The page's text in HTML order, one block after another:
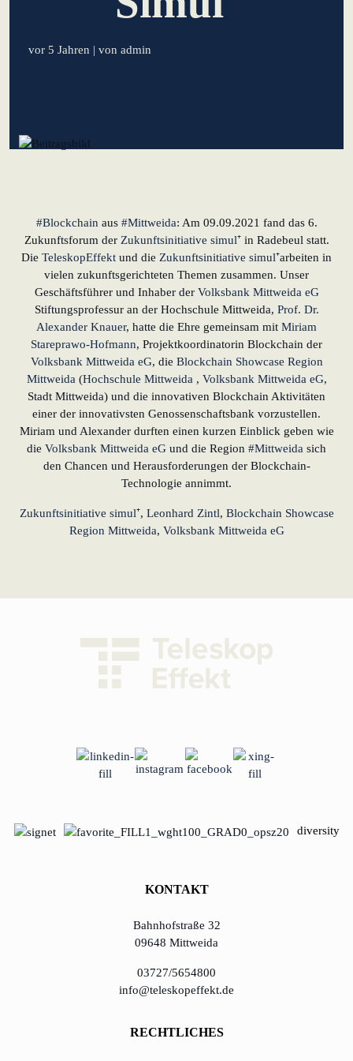
Soft Landing für
Neues
vor 5 Jahren | von admin
#Blockchain aus #Mittweida: Am 09.09.2021 fand das 6.
Zukunftsforum der Zukunftsinitiative simul⁺in Radebeul statt.
Die TeleskopEffekt und die Zukunftsinitiative simul⁺arbeiten in
vielen zukunftsgerichteten Themen zusammen. Unser
Geschäftsführer und Inhaber der Volksbank Mittweida eG
Stiftungsprofessur an der Hochschule Mittweida, Prof. Dr.
Alexander Knauer, hatte die Ehre gemeinsam mit Miriam
Stareprawo-Hofmann, Projektkoordinatorin Blockchain der
Volksbank Mittweida eG, die Blockchain Showcase Region
Mittweida(Hochschule Mittweida , Volksbank Mittweida eG,
Stadt Mittweida) und die innovativen Blockchain Aktivitäten
einer der innovativsten Genossenschaftsbank vorzustellen.
Miriam und Alexander durften einen kurzen Einblick geben wie
die Volksbank Mittweida eG und die Region #Mittweida sich
den Chancen und Herausforderungen der Blockchain-
Technologie annimmt.
Zukunftsinitiative simul⁺, Leonhard Zintl, Blockchain Showcase
Region Mittweida, Volksbank Mittweida eG
diversity
KONTAKT
Bahnhofstraße 32
09648 Mittweida
03727/5654800
info@teleskopeffekt.de
RECHTLICHES